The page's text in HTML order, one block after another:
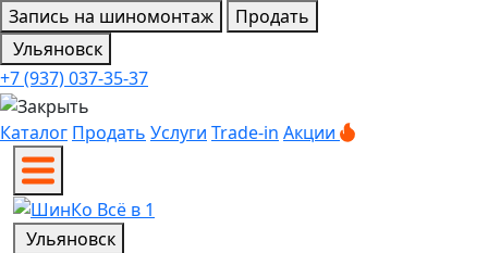
Запись на шиномонтаж
Продать
Ульяновск
+7 (937) 037-35-37
Каталог Продать Услуги Trade-in Акции
Ульяновск